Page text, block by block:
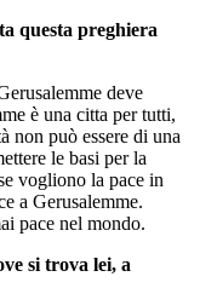
questa preghiera
deve
è una citta per tutti,
non può essere di una
le basi per la
vogliono la pace in
a Gerusalemme.
pace nel mondo.
si trova lei, a